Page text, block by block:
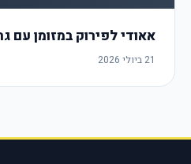
אאודי לפירוק במזומן עם
21 ביולי 2026